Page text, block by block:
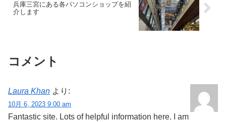
兵庫三宮にある各パソコンショップを紹
介します
コメント
Laura Khan より:
10月 6, 2023 9:00 am
Fantastic site. Lots of helpful information here. I am